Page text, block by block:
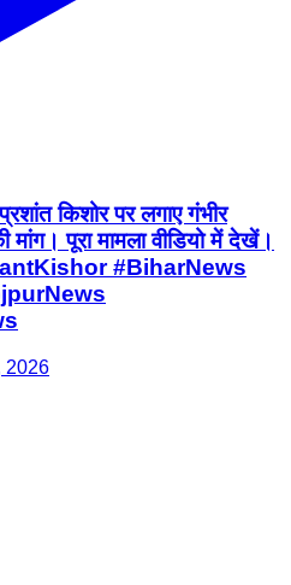
किशोर पर लगाए गंभीर
पूरा मामला वीडियो में देखें।
#BiharNews
2026